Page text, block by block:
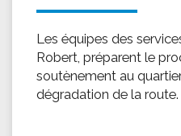
Les équipes des
Robert, préparent le
soutènement au
dégradation de la route.